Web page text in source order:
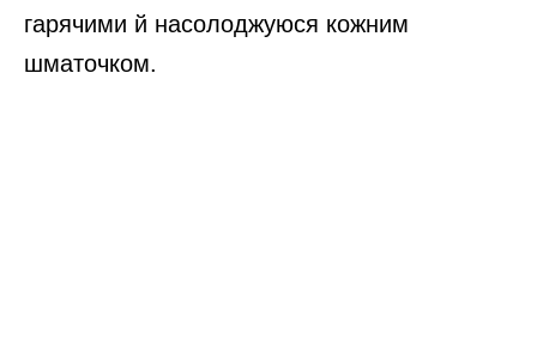
гарячими й насолоджуюся кожним
шматочком.